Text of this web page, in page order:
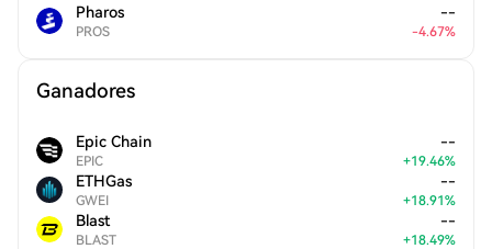
Pharos
PROS
--
-4.67%
Ganadores
Epic Chain
EPIC
--
+19.46%
ETHGas
GWEI
--
+18.91%
Blast
BLAST
--
+18.49%